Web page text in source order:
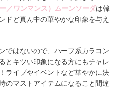
／ワンマンス）ムーンソーダは韓
ドど真ん中の華やかな印象を与え
ではないので、ハーフ系カラコン
とキツい印象になる方にもチャレ
ライブやイベントなど華やかに決
のマストアイテムになること間違